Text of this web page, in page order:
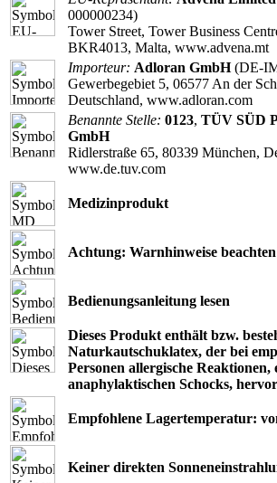
000000234)
Tower Street, Tower Business
BKR4013, Malta, www.advena.mt
Importeur: Adloran GmbH(DE-
Gewerbegebiet 5, 06577 An der
Deutschland, www.adloran.com
Benannte Stelle: 0123, TÜV SÜD
GmbH
Ridlerstraße 65, 80339 München,
www.de.tuv.com
Medizinprodukt
Achtung: Warnhinweise
Bedienungsanleitung lesen
Dieses Produkt enthält bzw.
Naturkautschuklatex, der bei
Personen allergische Reaktionen,
anaphylaktischen Schocks,
Empfohlene Lagertemperatur:
Keiner direkten